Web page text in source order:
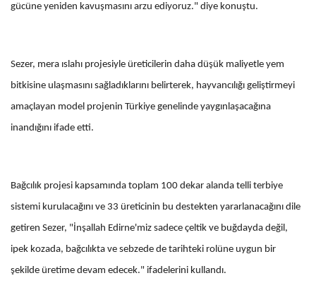
gücüne yeniden kavuşmasını arzu ediyoruz." diye konuştu.
Sezer, mera ıslahı projesiyle üreticilerin daha düşük maliyetle yem
bitkisine ulaşmasını sağladıklarını belirterek, hayvancılığı geliştirmeyi
amaçlayan model projenin Türkiye genelinde yaygınlaşacağına
inandığını ifade etti.
Bağcılık projesi kapsamında toplam 100 dekar alanda telli terbiye
sistemi kurulacağını ve 33 üreticinin bu destekten yararlanacağını dile
getiren Sezer, "İnşallah Edirne'miz sadece çeltik ve buğdayda değil,
ipek kozada, bağcılıkta ve sebzede de tarihteki rolüne uygun bir
şekilde üretime devam edecek." ifadelerini kullandı.